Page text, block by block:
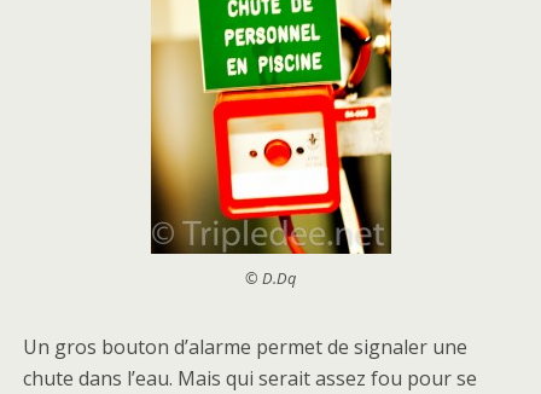
© D.Dq
Un gros bouton d’alarme permet de signaler une
chute dans l’eau. Mais qui serait assez fou pour se